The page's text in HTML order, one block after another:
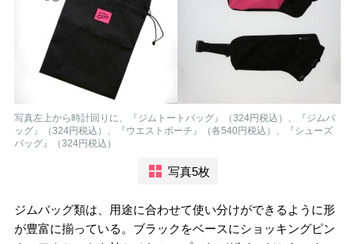
写真左上から時計回りに、『ジムトートバッグ』（324円税込）、『ジムバ
ッグ』（324円税込）、『ウエストポーチ』（各540円税込）、『シューズ
バッグ』（324円税込）
写真5枚
ジムバッグ類は、用途に合わせて使い分けができるように形
が豊富に揃っている。ブラックをベースにショッキングピン